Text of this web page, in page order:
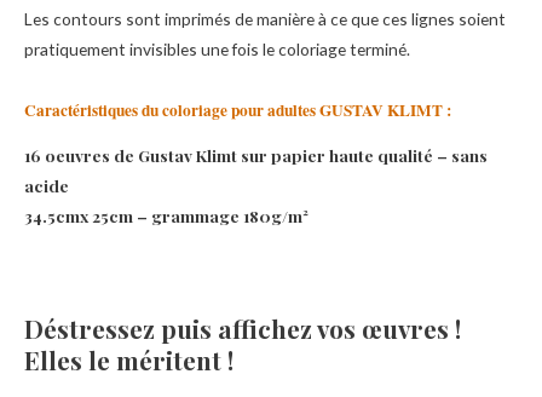
Les contours sont imprimés de manière à ce que ces lignes soient
pratiquement invisibles une fois le coloriage terminé.
Caractéristiques du coloriage pour adultes GUSTAV KLIMT :
16 oeuvres de Gustav Klimt sur papier haute qualité – sans
acide
34.5cmx 25cm – grammage 180g/m²
Déstressez puis affichez vos œuvres !
Elles le méritent !